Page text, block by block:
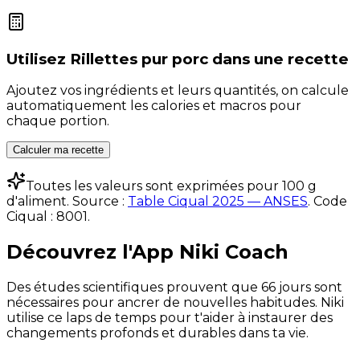
Utilisez Rillettes pur porc dans une recette
Ajoutez vos ingrédients et leurs quantités, on calcule
automatiquement les calories et macros pour
chaque portion.
Calculer ma recette
Toutes les valeurs sont exprimées pour 100 g
d'aliment. Source : Table Ciqual 2025 — ANSES. Code
Ciqual : 8001 .
Découvrez l'App Niki Coach
Des études scientifiques prouvent que 66 jours sont
nécessaires pour ancrer de nouvelles habitudes. Niki
utilise ce laps de temps pour t'aider à instaurer des
changements profonds et durables dans ta vie.